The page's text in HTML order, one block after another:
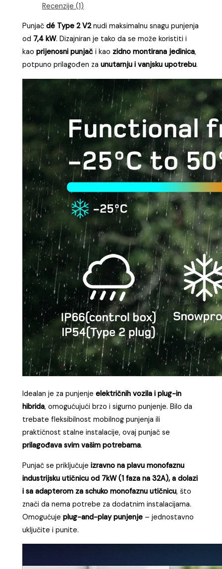
Recenzije (1)
Punjačdé Type 2 V2nudi maksimalnu snagu punjenja
od 7,4 kW. Dizajniran je tako da se može koristiti i
kaoprijenosni punjač i kao zidno montirana jedinica,
potpuno prilagođen zaunutarnju i vanjsku upotrebu.
Idealan je za punjenjeelektričnih vozila i plug-in
hibrida, omogućujući brzo i sigurno punjenje. Bilo da
trebate fleksibilnost mobilnog punjenja ili
praktičnost stalne instalacije, ovaj punjač se
prilagođava svim vašim potrebama.
Punjač se priključujeizravno na plavu monofaznu
industrijsku utičnicu od 7kW (1 faza na 32A), a dolazi
i sa adapterom za schuko monofaznu utičnicu, što
znači da nema potrebe za dodatnim instalacijama.
Omogućujeplug-and-play punjenje – jednostavno
uključite i punite.